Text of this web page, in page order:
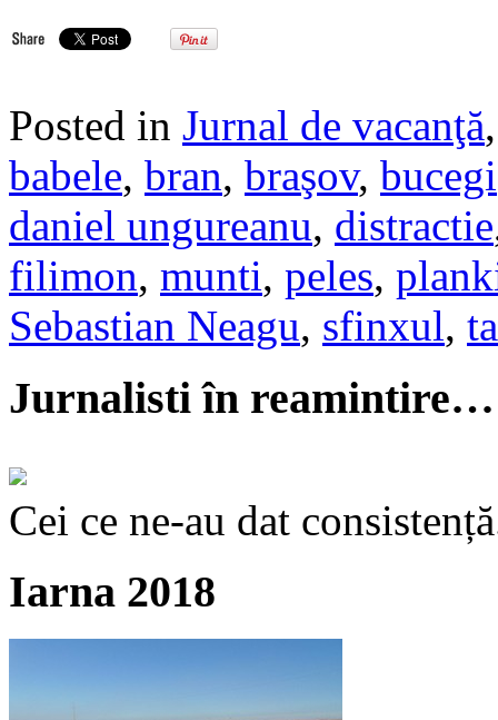
Posted in Jurnal de vacanţă
babele, bran, braşov, bucegi
daniel ungureanu, distractie
filimon, munti, peles,
Sebastian Neagu, sfinxul,
Jurnalisti în reamintire…
Cei ce ne-au dat
Iarna 2018